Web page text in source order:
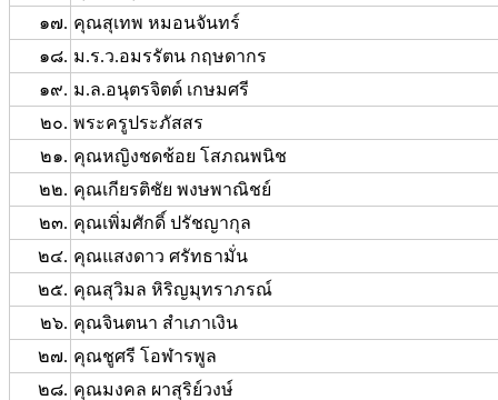
๑๗. คุณสุเทพ หมอนจันทร์
๑๘. ม.ร.ว.อมรรัตน กฤษดากร
๑๙. ม.ล.อนุตรจิตต์ เกษมศรี
๒๐. พระครูประภัสสร
๒๑. คุณหญิงชดช้อย โสภณพนิช
๒๒. คุณเกียรติชัย พงษพาณิชย์
๒๓. คุณเพิ่มศักดิ์ ปรัชญากุล
๒๔. คุณแสงดาว ศรัทธามั่น
๒๕. คุณสุวิมล หิริญมุทราภรณ์
๒๖. คุณจินตนา สำเภาเงิน
๒๗. คุณชูศรี โอฬารพูล
๒๘. คุณมงคล ผาสุริย์วงษ์